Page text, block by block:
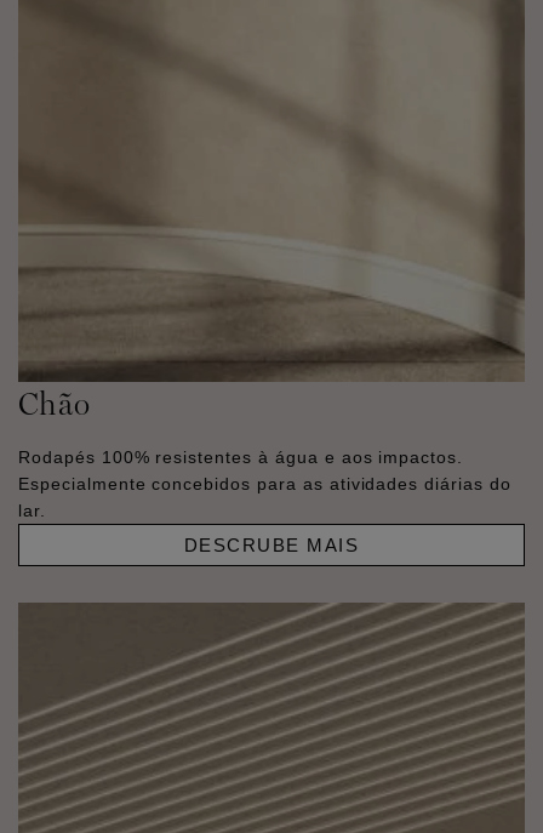
Chão
Rodapés 100% resistentes à água e aos impactos.
Especialmente concebidos para as atividades diárias do
lar.
DESCRUBE MAIS